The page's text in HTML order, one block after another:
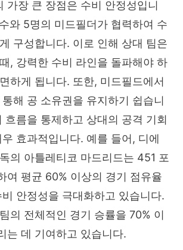
가장 큰 장점은 수비 안정성입니
와 5명의 미드필더가 협력하여 수
구성합니다. 이로 인해 상대 팀은
, 강력한 수비 라인을 돌파해야 하
하게 됩니다. 또한, 미드필드에서
해 공 소유권을 유지하기 쉽습니
흐름을 통제하고 상대의 공격 기회
효과적입니다. 예를 들어, 디에
의 아틀레티코 마드리드는 451 포
여 평균 60% 이상의 경기 점유율
안정성을 극대화하고 있습니다.
의 전체적인 경기 승률을 70% 이
는 데 기여하고 있습니다.